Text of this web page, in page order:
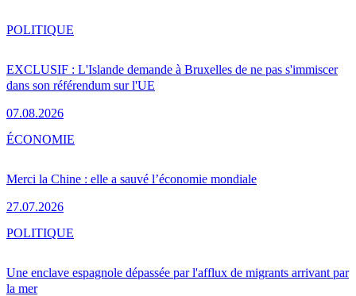
EXCLUSIF : L'Islande demande à Bruxelles de ne pas s'immiscer
dans son référendum sur l'UE
07.08.2026
POLITIQUE
Merci la Chine : elle a sauvé l’économie mondiale
27.07.2026
ÉCONOMIE
Une enclave espagnole dépassée par l'afflux de migrants arrivant par
la mer
POLITIQUE